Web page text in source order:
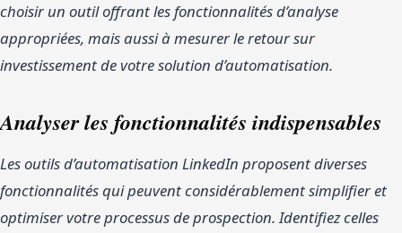
choisir un outil offrant les fonctionnalités d’analyse
appropriées, mais aussi à mesurer le retour sur
investissement de votre solution d’automatisation.
Analyser les fonctionnalités indispensables
Les outils d’automatisation LinkedIn proposent diverses
fonctionnalités qui peuvent considérablement simplifier et
optimiser votre processus de prospection. Identifiez celles